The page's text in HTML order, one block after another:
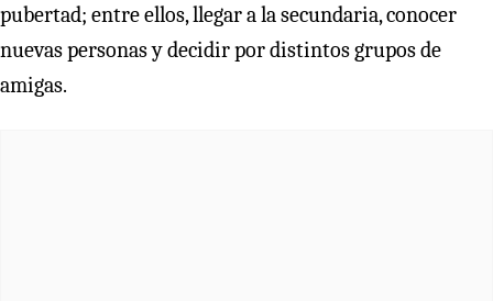
pubertad; entre ellos, llegar a la secundaria, conocer
nuevas personas y decidir por distintos grupos de
amigas.